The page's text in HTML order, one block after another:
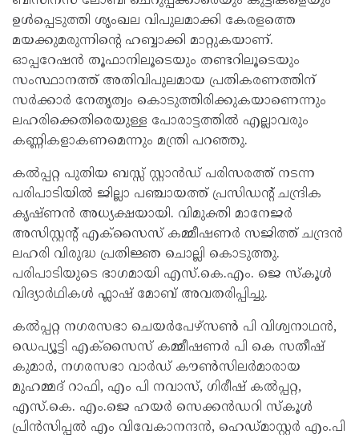
ഉൾപ്പെടുത്തി ശൃംഖല വിപുലമാക്കി കേരളത്തെ
മയക്കുമരുന്നിന്റെ ഹബ്ബാക്കി മാറ്റുകയാണ്.
ഓപ്പറേഷൻ തൂഫാനിലൂടെയും തണ്ടറിലൂടെയും
സംസ്ഥാനത്ത് അതിവിപുലമായ പ്രതികരണത്തിന്
സർക്കാർ നേതൃത്വം കൊടുത്തിരിക്കുകയാണെന്നും
ലഹരിക്കെതിരെയുള്ള പോരാട്ടത്തിൽ എല്ലാവരും
കണ്ണികളാകണമെന്നും മന്ത്രി പറഞ്ഞു.
കൽപ്പറ്റ പുതിയ ബസ്സ് സ്റ്റാൻഡ് പരിസരത്ത് നടന്ന
പരിപാടിയിൽ ജില്ലാ പഞ്ചായത്ത് പ്രസിഡന്റ് ചന്ദ്രിക
കൃഷ്ണൻ അധ്യക്ഷയായി. വിമുക്തി മാനേജർ
അസിസ്റ്റന്റ് എക്സൈസ് കമ്മീഷണർ സജിത്ത് ചന്ദ്രൻ
ലഹരി വിരുദ്ധ പ്രതിജ്ഞ ചൊല്ലി കൊടുത്തു.
പരിപാടിയുടെ ഭാഗമായി എസ്.കെ.എം. ജെ സ്കൂൾ
വിദ്യാർഥികൾ ഫ്ലാഷ് മോബ് അവതരിപ്പിച്ചു.
കൽപ്പറ്റ നഗരസഭാ ചെയർപേഴ്സൺ പി വിശ്വനാഥൻ,
ഡെപ്യൂട്ടി എക്സൈസ് കമ്മീഷണർ പി കെ സതീഷ്
കുമാർ, നഗരസഭാ വാർഡ്‌ കൗൺസിലർമാരായ
മുഹമ്മദ് റാഫി, എം പി നവാസ്, ഗിരീഷ് കൽപ്പറ്റ,
എസ്.കെ. എം.ജെ ഹയർ സെക്കൻഡറി സ്കൂൾ
പ്രിൻസിപ്പൽ എം വിവേകാനന്ദൻ, ഹെഡ്മാസ്റ്റർ എം.പി